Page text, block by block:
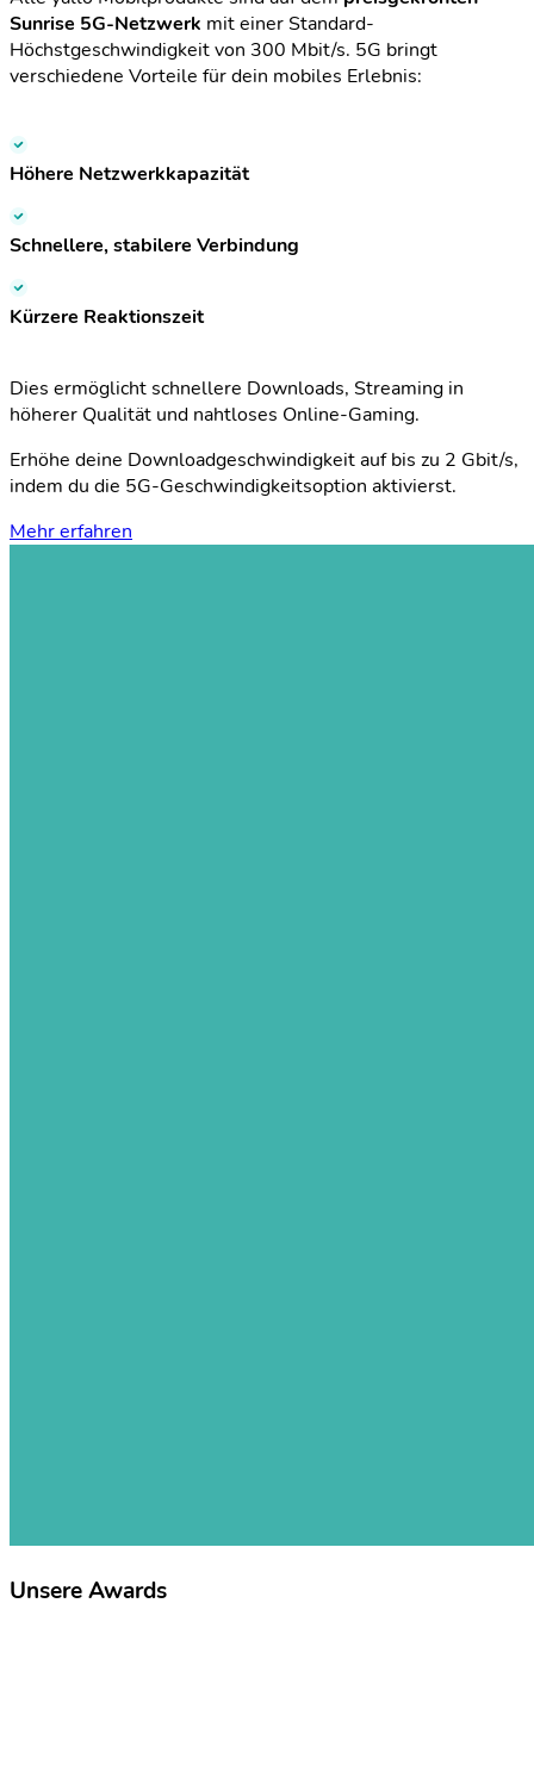
Sunrise 5G-Netzwerk mit einer Standard-
Höchstgeschwindigkeit von 300 Mbit/s. 5G bringt
verschiedene Vorteile für dein mobiles Erlebnis:
Höhere Netzwerkkapazität
Schnellere, stabilere Verbindung
Kürzere Reaktionszeit
Dies ermöglicht schnellere Downloads, Streaming in
höherer Qualität und nahtloses Online-Gaming.
Erhöhe deine Downloadgeschwindigkeit auf bis zu 2 Gbit/s,
indem du die 5G-Geschwindigkeitsoption aktivierst.
Mehr erfahren
Unsere Awards